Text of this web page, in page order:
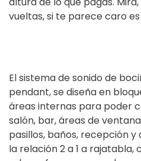
vueltas, si te parece caro
El sistema de sonido de
pendant, se diseña en
áreas internas para poder
salón, bar, áreas de
pasillos, baños, recepción y
la relación 2 a 1 a rajatabla,